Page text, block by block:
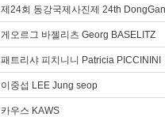
제24회 동강국제사진제 24th
게오르그 바젤리츠 Georg BASELITZ
패트리샤 피치니니 Patricia PICCININI
이중섭 LEE Jung seop
카우스 KAWS